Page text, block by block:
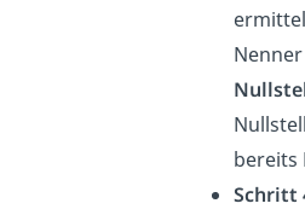
Nenner
bereits
Schritt